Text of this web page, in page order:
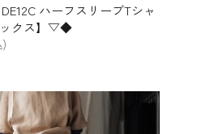
DE12C ハーフスリーブTシャ
ックス】▽◆